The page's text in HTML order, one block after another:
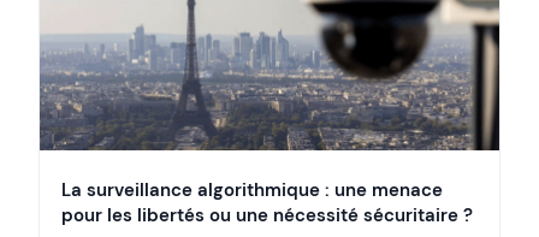
La surveillance algorithmique : une menace
pour les libertés ou une nécessité sécuritaire ?